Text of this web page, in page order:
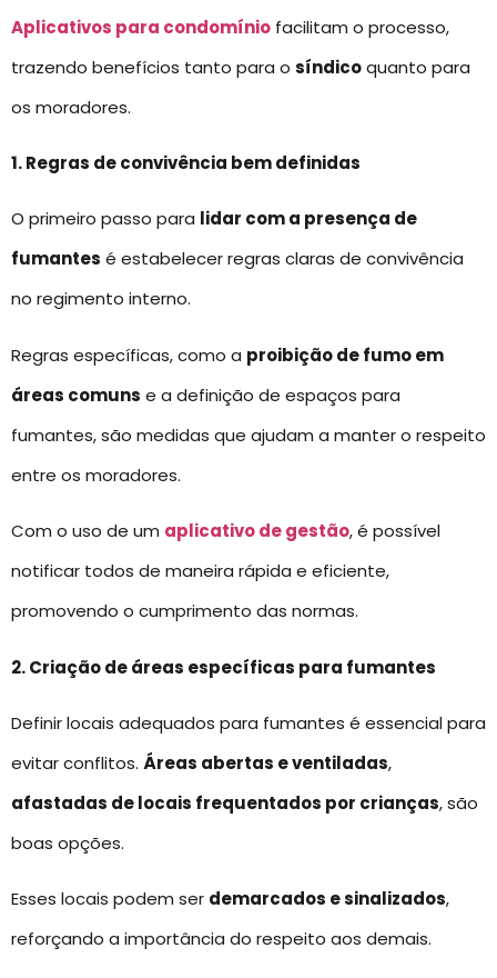
Aplicativos para condomínio facilitam o processo,
trazendo benefícios tanto para o síndicoquanto para
os moradores.
1. Regras de convivência bem definidas
O primeiro passo para lidar com a presença de
fumantes é estabelecer regras claras de convivência
no regimento interno.
Regras específicas, como a proibição de fumo em
áreas comuns e a definição de espaços para
fumantes, são medidas que ajudam a manter o respeito
entre os moradores.
Com o uso de um aplicativo de gestão, é possível
notificar todos de maneira rápida e eficiente,
promovendo o cumprimento das normas.
2. Criação de áreas específicas para fumantes
Definir locais adequados para fumantes é essencial para
evitar conflitos. Áreas abertas e ventiladas,
afastadas de locais frequentados por crianças, são
boas opções.
Esses locais podem ser demarcados e sinalizados,
reforçando a importância do respeito aos demais.